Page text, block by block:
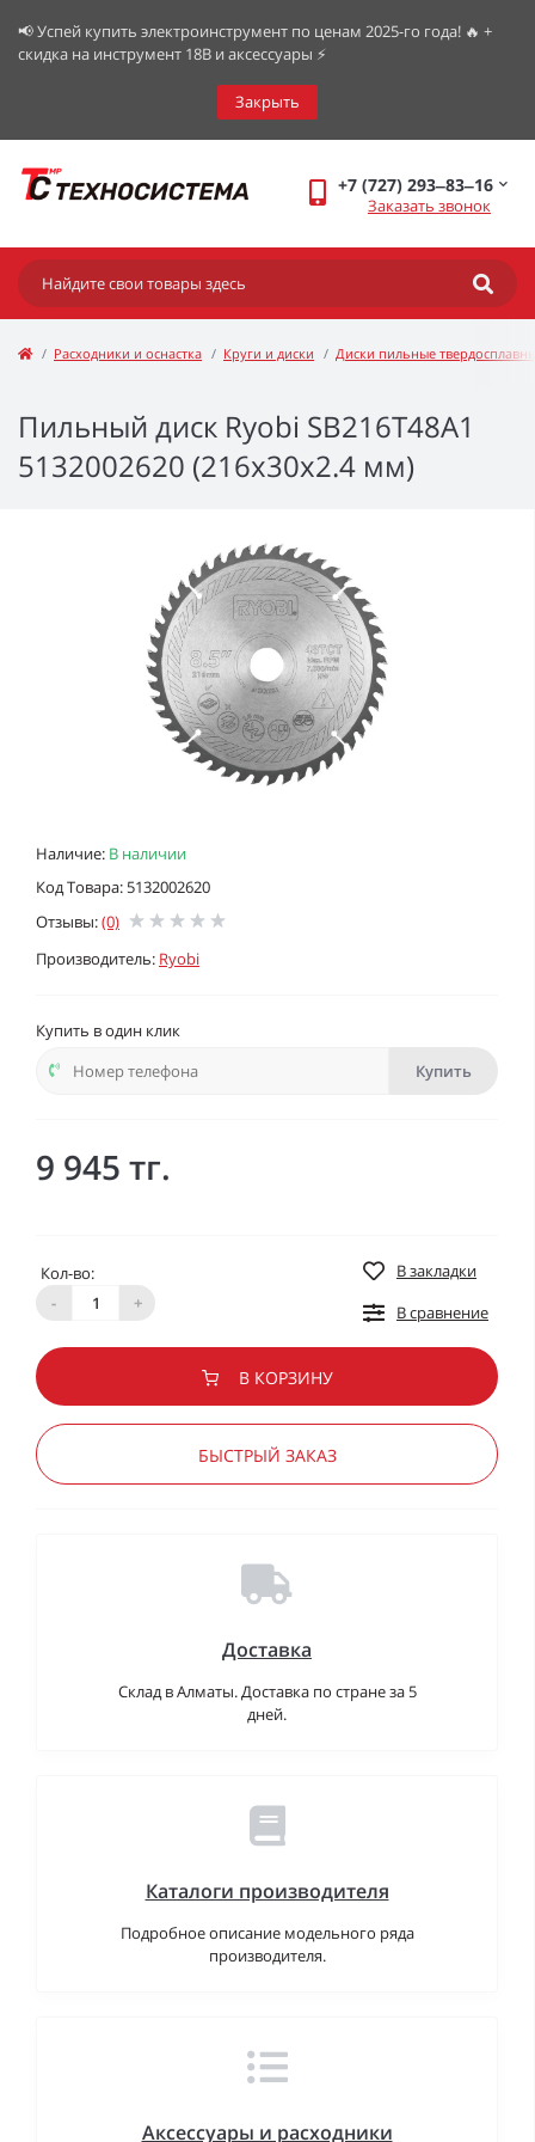
📢 Успей купить электроинструмент по ценам 2025-го года! 🔥 +
скидка на инструмент 18В и аксессуары ⚡️
Закрыть
+7 (727) 293‒83‒16
Заказать звонок
Расходники и оснастка Круги и диски Диски пильные
Пильный диск Ryobi SB216T48A1
5132002620 (216х30х2.4 мм)
Наличие: В наличии
Код Товара: 5132002620
Отзывы:(0)
Производитель: Ryobi
Купить в один клик
Купить
9 945 тг.
Кол-во:
-
+
В закладки
В сравнение
В КОРЗИНУ
БЫСТРЫЙ ЗАКАЗ
Доставка
Склад в Алматы. Доставка по стране за 5
дней.
Каталоги производителя
Подробное описание модельного ряда
производителя.
Аксессуары и расходники